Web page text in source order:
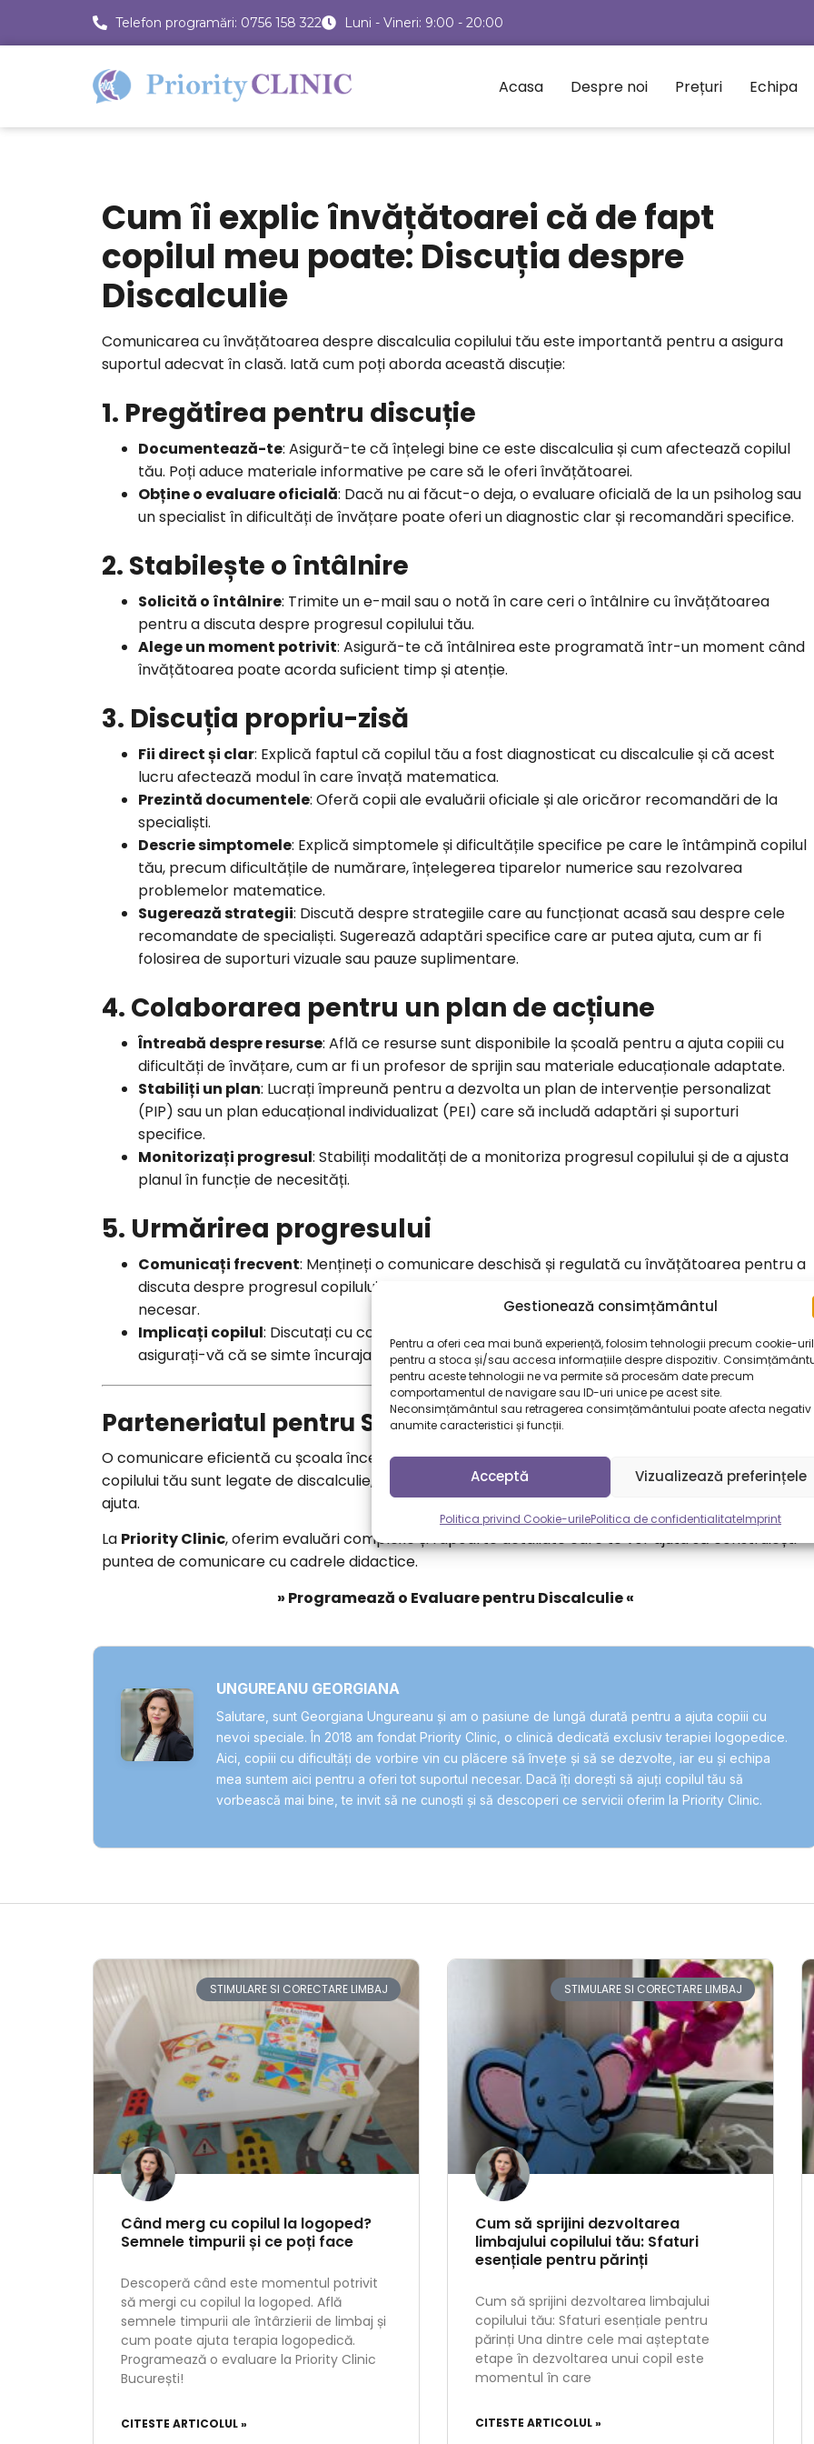
Gestionează consimțământul
Pentru a oferi cea mai bună experiență, folosim tehnologii precum cookie-
pentru a stoca și/sau accesa informațiile despre dispozitiv.
pentru aceste tehnologii ne va permite să procesăm date precum
comportamentul de navigare sau ID-uri unice pe acest site.
Neconsimțământul sau retragerea consimțământului poate afecta negativ
anumite caracteristici și funcții.
Acceptă Vizualizează preferințele
Politica privind Cookie-urilePolitica de confidentialitateImprint
Telefon programări: 0756 158 322 Luni - Vineri: 9:00 - 20:00
Acasa Despre noi Prețuri Echipa
Cum îi explic învățătoarei că de fapt
copilul meu poate: Discuția despre
Discalculie
Comunicarea cu învățătoarea despre discalculia copilului tău este importantă pentru a asigura
suportul adecvat în clasă. Iată cum poți aborda această discuție:
1. Pregătirea pentru discuție
Documentează-te: Asigură-te că înțelegi bine ce este discalculia și cum afectează copilul
tău. Poți aduce materiale informative pe care să le oferi învățătoarei.
Obține o evaluare oficială: Dacă nu ai făcut-o deja, o evaluare oficială de la un psiholog sau
un specialist în dificultăți de învățare poate oferi un diagnostic clar și recomandări specifice.
2. Stabilește o întâlnire
Solicită o întâlnire: Trimite un e-mail sau o notă în care ceri o întâlnire cu învățătoarea
pentru a discuta despre progresul copilului tău.
Alege un moment potrivit: Asigură-te că întâlnirea este programată într-un moment când
învățătoarea poate acorda suficient timp și atenție.
3. Discuția propriu-zisă
Fii direct și clar: Explică faptul că copilul tău a fost diagnosticat cu discalculie și că acest
lucru afectează modul în care învață matematica.
Prezintă documentele: Oferă copii ale evaluării oficiale și ale oricăror recomandări de la
specialiști.
Descrie simptomele: Explică simptomele și dificultățile specifice pe care le întâmpină copilul
tău, precum dificultățile de numărare, înțelegerea tiparelor numerice sau rezolvarea
problemelor matematice.
Sugerează strategii: Discută despre strategiile care au funcționat acasă sau despre cele
recomandate de specialiști. Sugerează adaptări specifice care ar putea ajuta, cum ar fi
folosirea de suporturi vizuale sau pauze suplimentare.
4. Colaborarea pentru un plan de acțiune
Întreabă despre resurse: Află ce resurse sunt disponibile la școală pentru a ajuta copiii cu
dificultăți de învățare, cum ar fi un profesor de sprijin sau materiale educaționale adaptate.
Stabiliți un plan: Lucrați împreună pentru a dezvolta un plan de intervenție personalizat
(PIP) sau un plan educațional individualizat (PEI) care să includă adaptări și suporturi
specifice.
Monitorizați progresul: Stabiliți modalități de a monitoriza progresul copilului și de a ajusta
planul în funcție de necesități.
5. Urmărirea progresului
Comunicați frecvent: Mențineți o comunicare deschisă și regulată cu învățătoarea pentru a
discuta despre progresul copilului și pentru a face ajustări la planul de intervenție, dacă este
necesar.
Implicați copilul: Discutați cu copilul despre cum se simte în legătură cu noile strategii și
asigurați-vă că se simte încurajat și susținut.
Parteneriatul pentru Succesul Școlar
O comunicare eficientă cu școala începe cu un diagnostic clar. Dacă suspectezi că dificultățile
copilului tău sunt legate de discalculie, dar nu ai încă o evaluare oficială, echipa noastră te poate
ajuta.
La Priority Clinic, oferim evaluări complexe și rapoarte detaliate care te vor ajuta să construiești
puntea de comunicare cu cadrele didactice.
» Programează o Evaluare pentru Discalculie «
UNGUREANU GEORGIANA
Salutare, sunt Georgiana Ungureanu și am o pasiune de lungă durată pentru a ajuta copiii cu
nevoi speciale. În 2018 am fondat Priority Clinic, o clinică dedicată exclusiv terapiei logopedice.
Aici, copiii cu dificultăți de vorbire vin cu plăcere să învețe și să se dezvolte, iar eu și echipa
mea suntem aici pentru a oferi tot suportul necesar. Dacă îți dorești să ajuți copilul tău să
vorbească mai bine, te invit să ne cunoști și să descoperi ce servicii oferim la Priority Clinic.
STIMULARE SI CORECTARE LIMBAJ
Când merg cu copilul la logoped?
Semnele timpurii și ce poți face
Descoperă când este momentul potrivit
să mergi cu copilul la logoped. Află
semnele timpurii ale întârzierii de limbaj și
cum poate ajuta terapia logopedică.
Programează o evaluare la Priority Clinic
București!
CITESTE ARTICOLUL »
STIMULARE SI CORECTARE LIMBAJ
Cum să sprijini dezvoltarea
limbajului copilului tău: Sfaturi
esențiale pentru părinți
Cum să sprijini dezvoltarea limbajului
copilului tău: Sfaturi esențiale pentru
părinți Una dintre cele mai așteptate
etape în dezvoltarea unui copil este
momentul în care
CITESTE ARTICOLUL »